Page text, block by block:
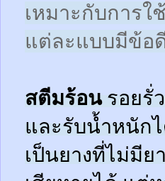
เหมาะกับการใ
แต่ละแบบมีข้อ
สตีมร้อนรอยรั่
และรับน้ำหนัก
เป็นยางที่ไม่มีย